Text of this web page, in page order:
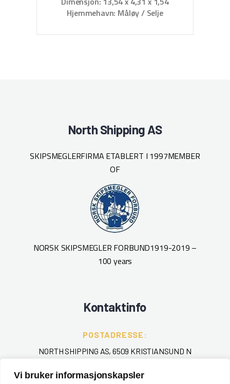
Vi bruker informasjonskapsler
Hjemmehavn: Måløy / Selje
North Shipping AS
SKIPSMEGLERFIRMA ETABLERT I 1997MEMBER
OF
NORSK SKIPSMEGLER FORBUND1919-2019 –
100 years
Kontaktinfo
POSTADRESSE:
NORTH SHIPPING AS, 6509 KRISTIANSUND N
TELEFON: